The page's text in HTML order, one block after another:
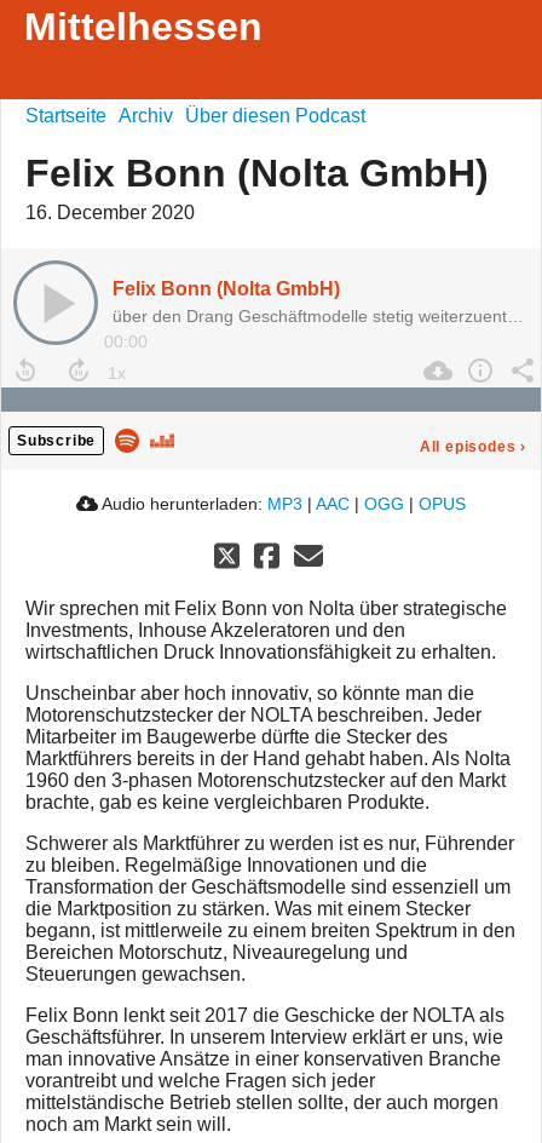
Mittelhessen
Startseite Archiv Über diesen Podcast
Felix Bonn (Nolta GmbH)
16. December 2020
Felix Bonn (Nolta GmbH)
00:00
Subscribe All episodes ›
Audio herunterladen: MP3 | AAC | OGG | OPUS
Wir sprechen mit Felix Bonn von Nolta über strategische
Investments, Inhouse Akzeleratoren und den
wirtschaftlichen Druck Innovationsfähigkeit zu erhalten.
Unscheinbar aber hoch innovativ, so könnte man die
Motorenschutzstecker der NOLTA beschreiben. Jeder
Mitarbeiter im Baugewerbe dürfte die Stecker des
Marktführers bereits in der Hand gehabt haben. Als Nolta
1960 den 3-phasen Motorenschutzstecker auf den Markt
brachte, gab es keine vergleichbaren Produkte.
Schwerer als Marktführer zu werden ist es nur, Führender
zu bleiben. Regelmäßige Innovationen und die
Transformation der Geschäftsmodelle sind essenziell um
die Marktposition zu stärken. Was mit einem Stecker
begann, ist mittlerweile zu einem breiten Spektrum in den
Bereichen Motorschutz, Niveauregelung und
Steuerungen gewachsen.
Felix Bonn lenkt seit 2017 die Geschicke der NOLTA als
Geschäftsführer. In unserem Interview erklärt er uns, wie
man innovative Ansätze in einer konservativen Branche
vorantreibt und welche Fragen sich jeder
mittelständische Betrieb stellen sollte, der auch morgen
noch am Markt sein will.